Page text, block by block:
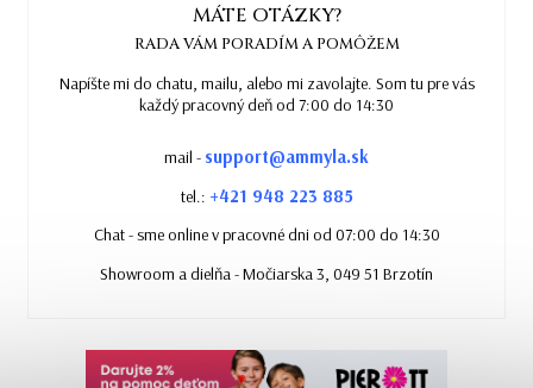
MÁTE OTÁZKY?
RADA VÁM PORADÍM A POMÔŽEM
Napíšte mi do chatu, mailu, alebo mi zavolajte. Som tu pre vás
každý pracovný deň od 7:00 do 14:30
mail - support@ammyla.sk
tel.: +421 948 223 885
Chat - sme online v pracovné dni od 07:00 do 14:30
Showroom a dielňa - Močiarska 3, 049 51 Brzotín